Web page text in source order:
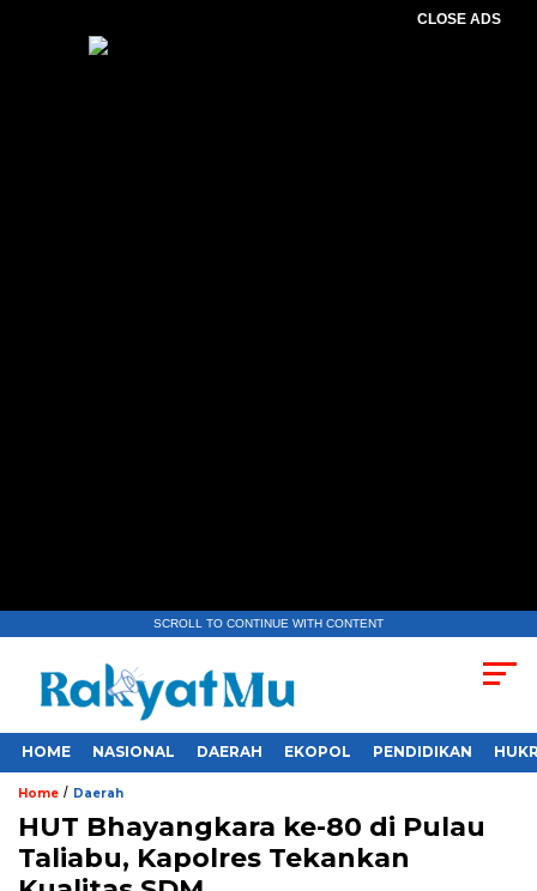
CLOSE ADS
SCROLL TO CONTINUE WITH CONTENT
HOME NASIONAL DAERAH EKOPOL PENDIDIKAN
Home / Daerah
HUT Bhayangkara ke-80 di Pulau
Taliabu, Kapolres Tekankan